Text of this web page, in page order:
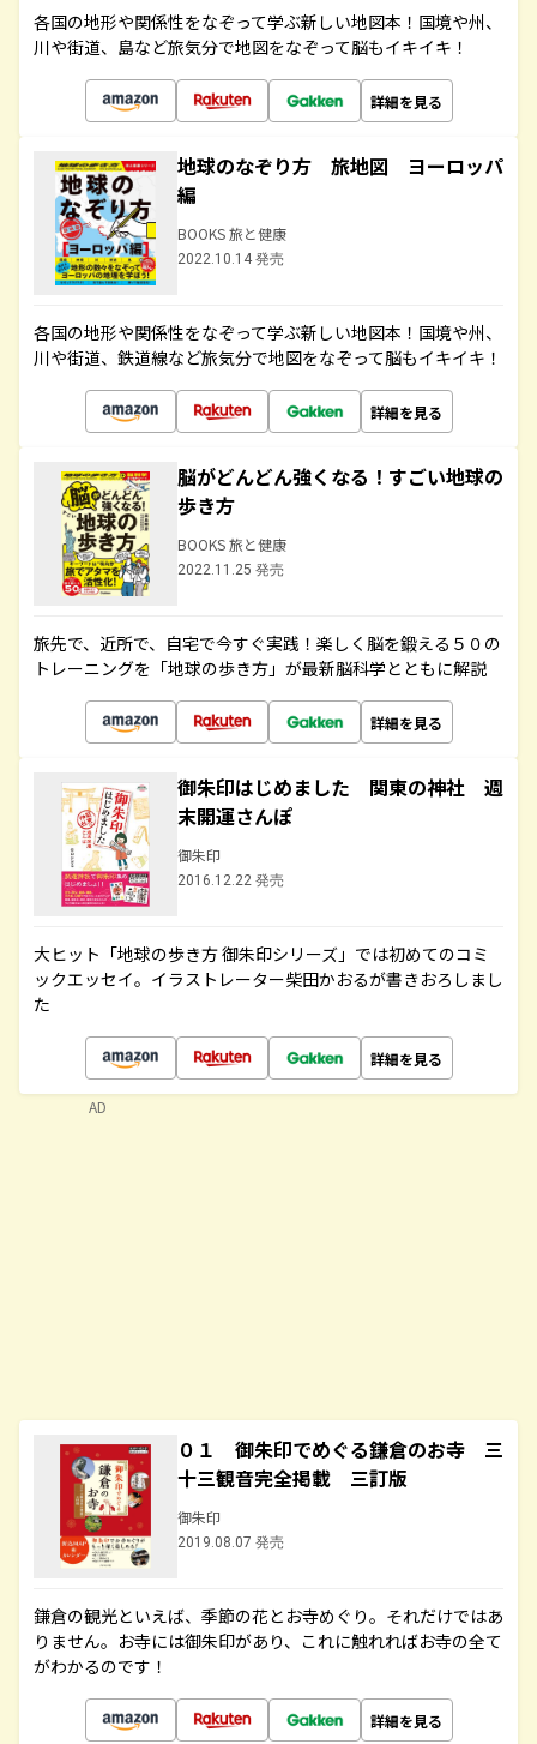
各国の地形や関係性をなぞって学ぶ新しい地図本！国境や州、
川や街道、島など旅気分で地図をなぞって脳もイキイキ！
詳細を見る
地球のなぞり方 旅地図 ヨーロッパ
編
BOOKS 旅と健康
2022.10.14 発売
各国の地形や関係性をなぞって学ぶ新しい地図本！国境や州、
川や街道、鉄道線など旅気分で地図をなぞって脳もイキイキ！
詳細を見る
脳がどんどん強くなる！すごい地球の
歩き方
BOOKS 旅と健康
2022.11.25 発売
旅先で、近所で、自宅で今すぐ実践！楽しく脳を鍛える５０の
トレーニングを「地球の歩き方」が最新脳科学とともに解説
詳細を見る
御朱印はじめました 関東の神社 週
末開運さんぽ
御朱印
2016.12.22 発売
大ヒット「地球の歩き方 御朱印シリーズ」では初めてのコミ
ックエッセイ。イラストレーター柴田かおるが書きおろしまし
た
詳細を見る
０１ 御朱印でめぐる鎌倉のお寺 三
十三観音完全掲載 三訂版
御朱印
2019.08.07 発売
鎌倉の観光といえば、季節の花とお寺めぐり。それだけではあ
りません。お寺には御朱印があり、これに触れればお寺の全て
がわかるのです！
詳細を見る
AD